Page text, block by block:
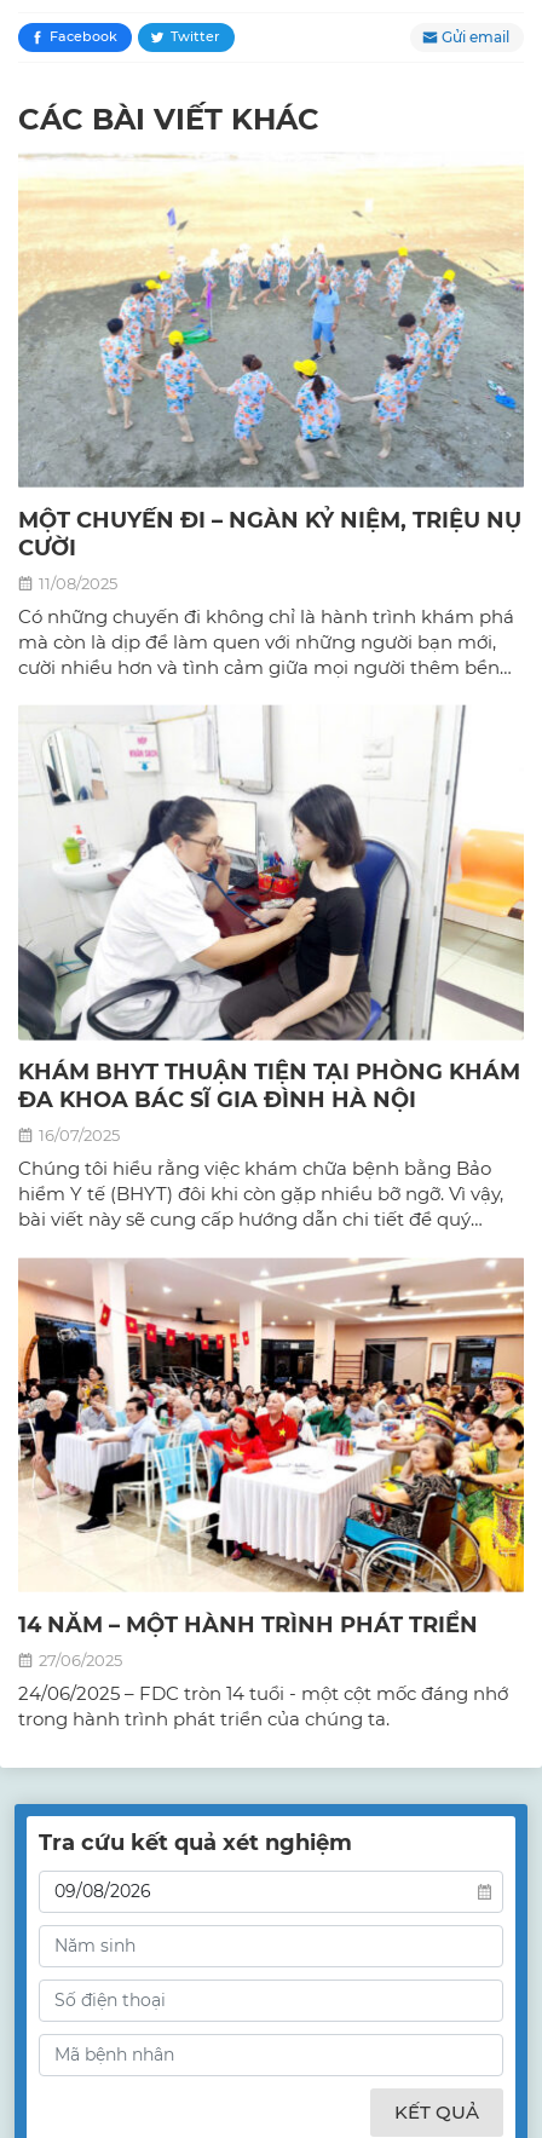
Facebook Twitter Gửi email
CÁC BÀI VIẾT KHÁC
MỘT CHUYẾN ĐI – NGÀN KỶ NIỆM, TRIỆU NỤ
CƯỜI
11/08/2025
Có những chuyến đi không chỉ là hành trình khám phá
mà còn là dịp để làm quen với những người bạn mới,
cười nhiều hơn và tình cảm giữa mọi người thêm bền
KHÁM BHYT THUẬN TIỆN TẠI PHÒNG KHÁM
ĐA KHOA BÁC SĨ GIA ĐÌNH HÀ NỘI
16/07/2025
Chúng tôi hiểu rằng việc khám chữa bệnh bằng Bảo
hiểm Y tế (BHYT) đôi khi còn gặp nhiều bỡ ngỡ. Vì vậy,
bài viết này sẽ cung cấp hướng dẫn chi tiết để quý
quả nhất tại phòng khám đa khoa Bác sĩ gia đình hà
Nội.
14 NĂM – MỘT HÀNH TRÌNH PHÁT TRIỂN
27/06/2025
24/06/2025 – FDC tròn 14 tuổi - một cột mốc đáng nhớ
trong hành trình phát triển của chúng ta.
Tra cứu kết quả xét nghiệm
KẾT QUẢ